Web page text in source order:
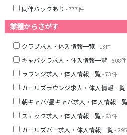
同伴バックあり - 777件
業種からさがす
クラブ求人・体入情報一覧- 13件
キャバクラ求人・体入情報一覧- 608件
ラウンジ求人・体入情報一覧- 73件
ガールズラウンジ求人・体入情報一覧
朝キャバ/昼キャバ求人・体入情報一覧
スナック求人・体入情報一覧- 63件
ガールズバー求人・体入情報一覧-
吉祥寺駅
渋谷駅
神泉駅
下北沢駅
井の頭公園駅
明大前駅
池ノ上駅
八王子駅 東飯能駅